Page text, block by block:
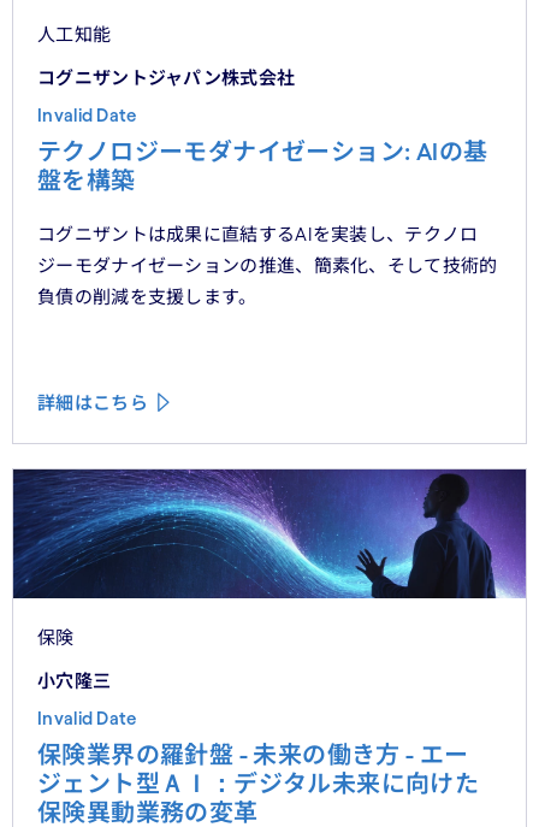
人工知能
コグニザントジャパン株式会社
Invalid Date
テクノロジーモダナイゼーション: AIの基
盤を構築
コグニザントは成果に直結するAIを実装し、テクノロ
ジーモダナイゼーションの推進、簡素化、そして技術的
負債の削減を支援します。
詳細はこちら
保険
小穴隆三
Invalid Date
保険業界の羅針盤 - 未来の働き方 - エー
ジェント型ＡＩ：デジタル未来に向けた
保険異動業務の変革